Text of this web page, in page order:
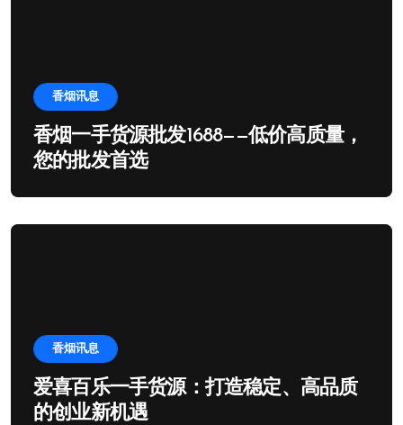
香烟讯息
香烟一手货源批发1688——低价高质量，
您的批发首选
香烟讯息
爱喜百乐一手货源：打造稳定、高品质
的创业新机遇